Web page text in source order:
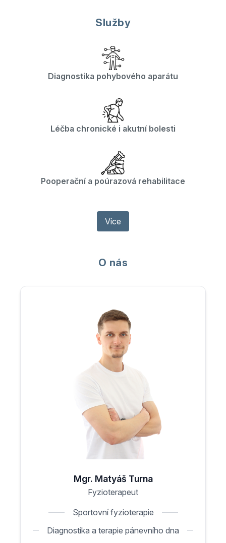
Služby
Diagnostika pohybového aparátu
Léčba chronické i akutní bolesti
Pooperační a poúrazová rehabilitace
Více
O nás
Mgr. Matyáš Turna
Fyzioterapeut
Sportovní fyzioterapie
Diagnostika a terapie pánevního dna